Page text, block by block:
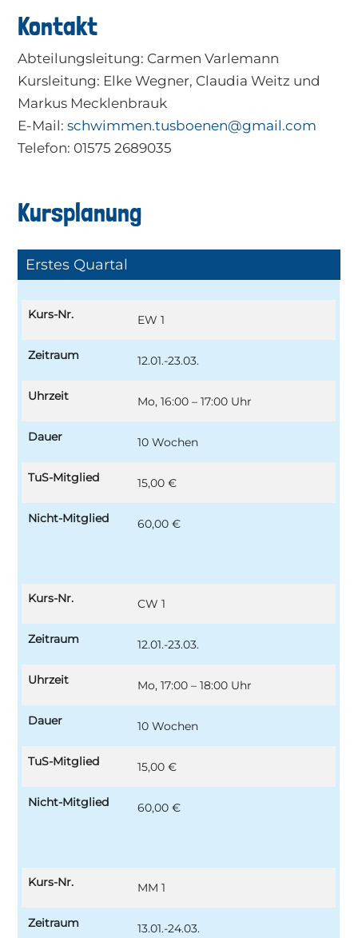
Kontakt
Abteilungsleitung: Carmen Varlemann
Kursleitung: Elke Wegner, Claudia Weitz und
Markus Mecklenbrauk
E-Mail:schwimmen.tusboenen@gmail.com
Telefon: 01575 2689035
Kursplanung
Erstes Quartal
Kurs-Nr. EW 1
Zeitraum 12.01.-23.03.
Uhrzeit Mo, 16:00 – 17:00 Uhr
Dauer 10 Wochen
TuS-Mitglied 15,00 €
Nicht-Mitglied 60,00 €
Kurs-Nr. CW 1
Zeitraum 12.01.-23.03.
Uhrzeit Mo, 17:00 – 18:00 Uhr
Dauer 10 Wochen
TuS-Mitglied 15,00 €
Nicht-Mitglied 60,00 €
Kurs-Nr. MM 1
Zeitraum 13.01.-24.03.